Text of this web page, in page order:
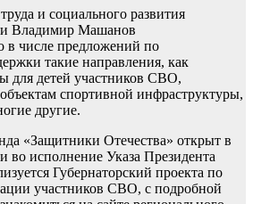
и социального развития
Владимир Машанов
в числе предложений по
такие направления, как
для детей участников СВО,
спортивной инфраструктуры,
другие.
«Защитники Отечества» открыт в
во исполнение Указа Президента
Губернаторский проекта по
участников СВО, с подробной